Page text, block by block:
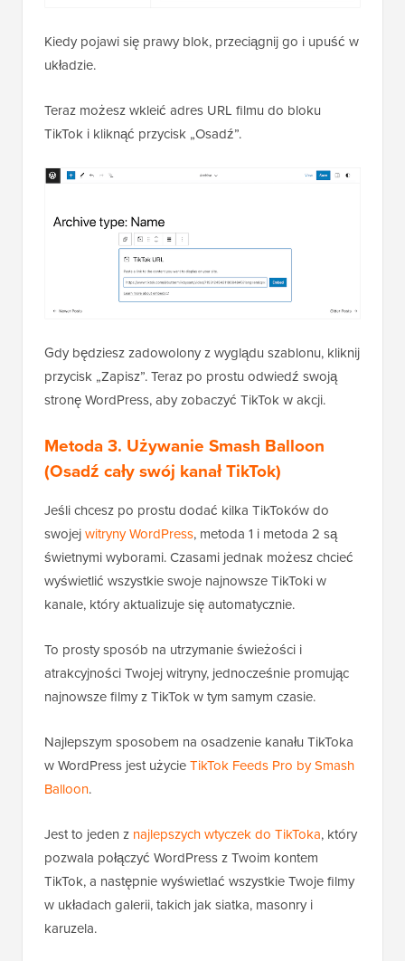
Kiedy pojawi się prawy blok, przeciągnij go i upuść w
układzie.
Teraz możesz wkleić adres URL filmu do bloku
TikTok i kliknąć przycisk „Osadź”.
Gdy będziesz zadowolony z wyglądu szablonu, kliknij
przycisk „Zapisz”. Teraz po prostu odwiedź swoją
stronę WordPress, aby zobaczyć TikTok w akcji.
Metoda 3. Używanie Smash Balloon
(Osadź cały swój kanał TikTok)
Jeśli chcesz po prostu dodać kilka TikToków do
swojejwitryny WordPress, metoda 1 i metoda 2 są
świetnymi wyborami. Czasami jednak możesz chcieć
wyświetlić wszystkie swoje najnowsze TikToki w
kanale, który aktualizuje się automatycznie.
To prosty sposób na utrzymanie świeżości i
atrakcyjności Twojej witryny, jednocześnie promując
najnowsze filmy z TikTok w tym samym czasie.
Najlepszym sposobem na osadzenie kanału TikToka
w WordPress jest użycieTikTok Feeds Pro by Smash
Balloon.
Jest to jeden z najlepszych wtyczek do TikToka, który
pozwala połączyć WordPress z Twoim kontem
TikTok, a następnie wyświetlać wszystkie Twoje filmy
w układach galerii, takich jak siatka, masonry i
karuzela.